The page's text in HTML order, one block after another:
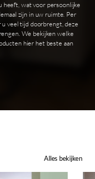
heeft, wat voor persoonlijke
zijn in uw ruimte. Per
veel tijd doorbrengt, deze
We bekijken welke
hier het beste aan
Alles bekijken